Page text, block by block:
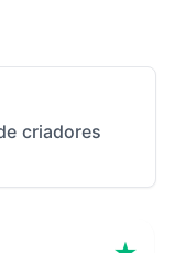
criadores